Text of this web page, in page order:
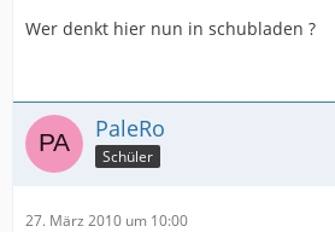
Wer denkt hier nun in schubladen ?
PaleRo
Schüler
27. März 2010 um 10:00